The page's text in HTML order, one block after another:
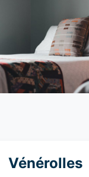
Vénérolles